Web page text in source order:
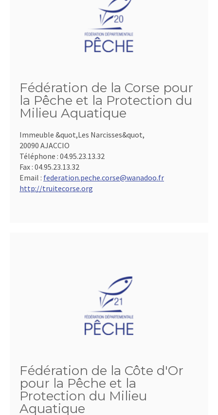
Fédération de la Corse pour
la Pêche et la Protection du
Milieu Aquatique
Immeuble &quot,Les Narcisses&quot,
20090 AJACCIO
Téléphone : 04.95.23.13.32
Fax : 04.95.23.13.32
Email : federation.peche.corse@wanadoo.fr
http://truitecorse.org
Fédération de la Côte d'Or
pour la Pêche et la
Protection du Milieu
Aquatique